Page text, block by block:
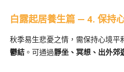
白露起居養生篇 — 4. 保持
秋季易生悲憂之情，需保持心境平
鬱結 。可通過靜坐、冥想、出外郊